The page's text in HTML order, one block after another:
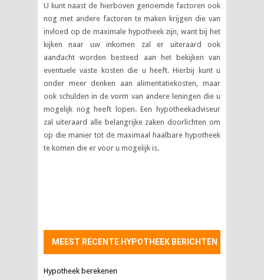
U kunt naast de hierboven genoemde factoren ook
nog met andere factoren te maken krijgen die van
invloed op de maximale hypotheek zijn, want bij het
kijken naar uw inkomen zal er uiteraard ook
aandacht worden besteed aan het bekijken van
eventuele vaste kosten die u heeft. Hierbij kunt u
onder meer denken aan alimentatiekosten, maar
ook schulden in de vorm van andere leningen die u
mogelijk nog heeft lopen. Een hypotheekadviseur
zal uiteraard alle belangrijke zaken doorlichten om
op die manier tot de maximaal haalbare hypotheek
te komen die er voor u mogelijk is.
MEEST RECENTE HYPOTHEEK BERICHTEN
Hypotheek berekenen